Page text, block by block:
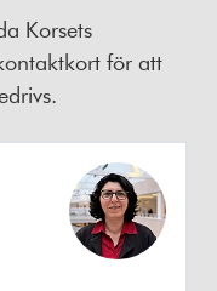
Korsets
för att